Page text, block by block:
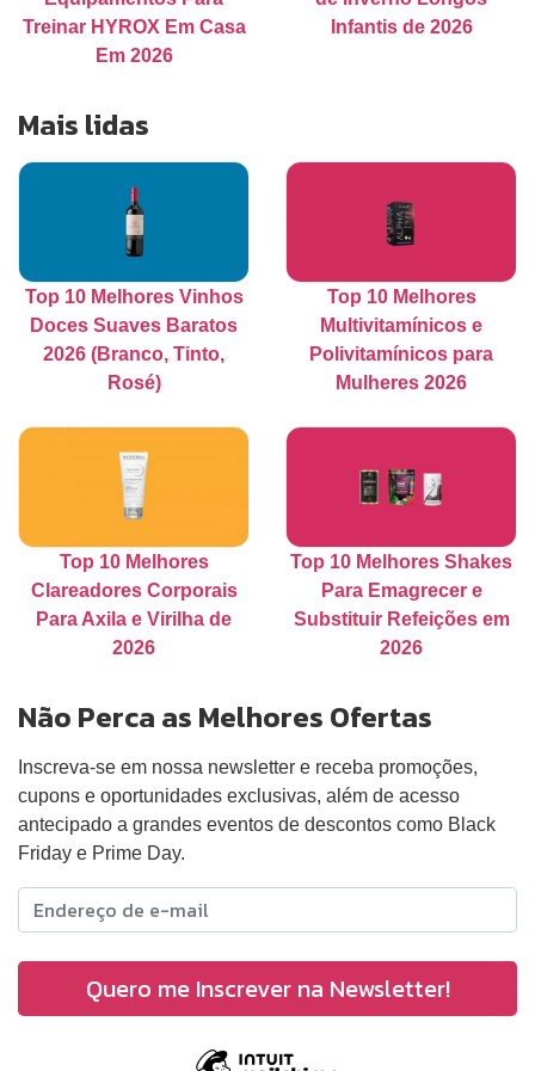
Treinar HYROX Em Casa
Em 2026
Infantis de 2026
Mais lidas
Top 10 Melhores Vinhos
Doces Suaves Baratos
2026 (Branco, Tinto,
Rosé)
Top 10 Melhores
Multivitamínicos e
Polivitamínicos para
Mulheres 2026
Top 10 Melhores
Clareadores Corporais
Para Axila e Virilha de
2026
Top 10 Melhores Shakes
Para Emagrecer e
Substituir Refeições em
2026
Não Perca as Melhores Ofertas
Inscreva-se em nossa newsletter e receba promoções,
cupons e oportunidades exclusivas, além de acesso
antecipado a grandes eventos de descontos como Black
Friday e Prime Day.